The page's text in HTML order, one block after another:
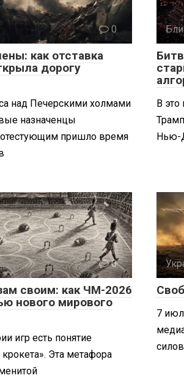
0
как отставка
дорогу
над Печерскими холмами
назначенцы
пришло время
В
Нью-
0
своим: как ЧМ-2026
нового мирового
игр есть понятие
Эта метафора
7